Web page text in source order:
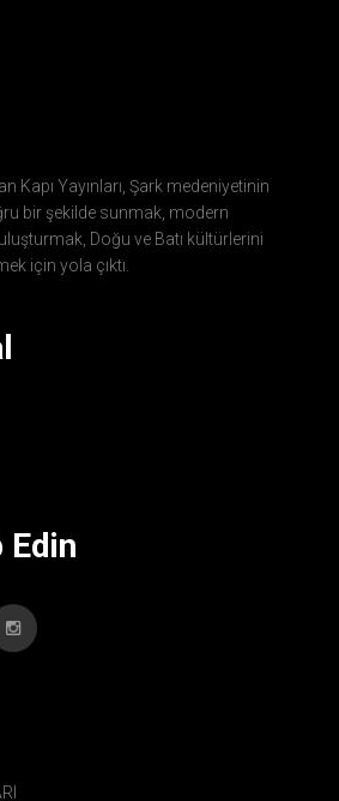
Kapı Yayınları, Şark medeniyetinin
bir şekilde sunmak, modern
Doğu ve Batı kültürlerini
için yola çıktı.
Edin